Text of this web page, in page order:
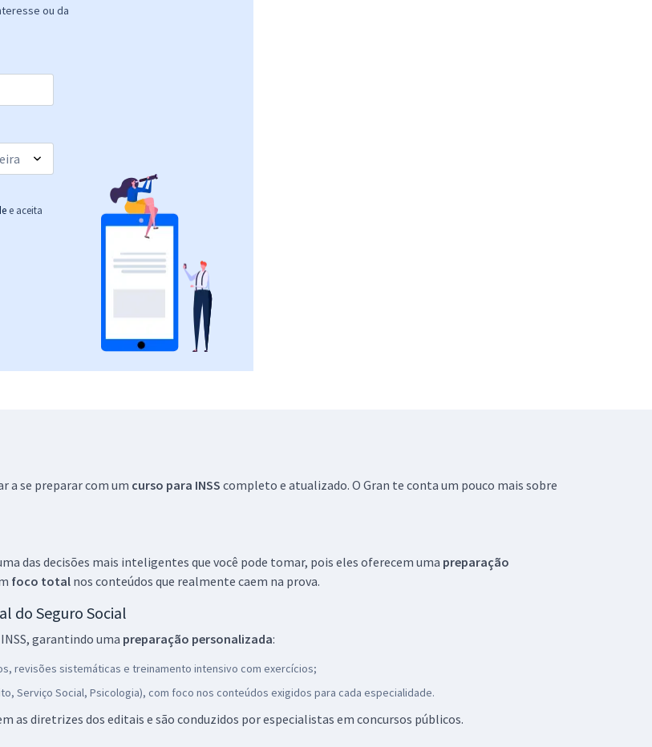
à vista
à vista
R$ 39,99
Comprar
ou da
e aceita
a se preparar com um curso para INSS completo e atualizado. O Gran te conta um pouco mais sobre
das decisões mais inteligentes que você pode tomar, pois eles oferecem uma preparação
foco total nos conteúdos que realmente caem na prova.
do Seguro Social
garantindo uma preparação personalizada:
revisões sistemáticas e treinamento intensivo com exercícios;
Serviço Social, Psicologia), com foco nos conteúdos exigidos para cada especialidade.
as diretrizes dos editais e são conduzidos por especialistas em concursos públicos.